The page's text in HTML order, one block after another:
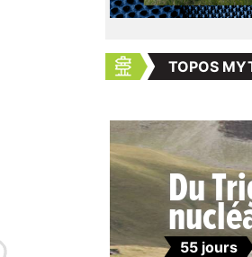
TOPOS
Du
55 jours